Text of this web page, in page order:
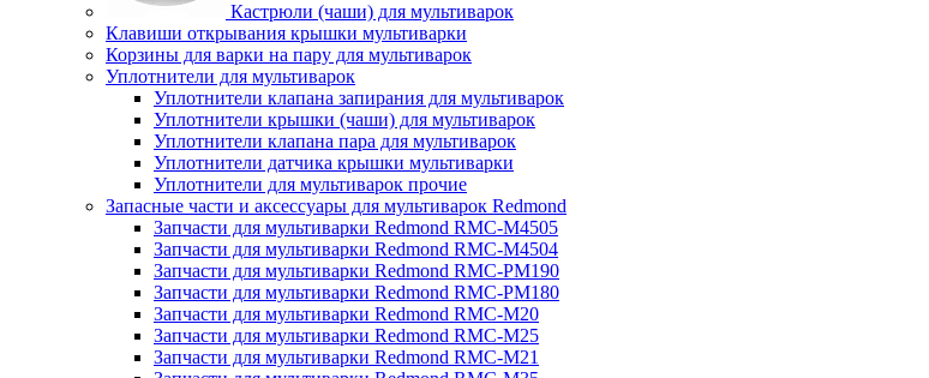
Кастрюли (чаши) для мультиварок
Клавиши открывания крышки мультиварки
Корзины для варки на пару для мультиварок
Уплотнители для мультиварок
Уплотнители клапана запирания для мультиварок
Уплотнители крышки (чаши) для мультиварок
Уплотнители клапана пара для мультиварок
Уплотнители датчика крышки мультиварки
Уплотнители для мультиварок прочие
Запасные части и аксессуары для мультиварок Redmond
Запчасти для мультиварки Redmond RMC-M4505
Запчасти для мультиварки Redmond RMC-M4504
Запчасти для мультиварки Redmond RMC-PM190
Запчасти для мультиварки Redmond RMC-PM180
Запчасти для мультиварки Redmond RMC-M20
Запчасти для мультиварки Redmond RMC-M25
Запчасти для мультиварки Redmond RMC-M21